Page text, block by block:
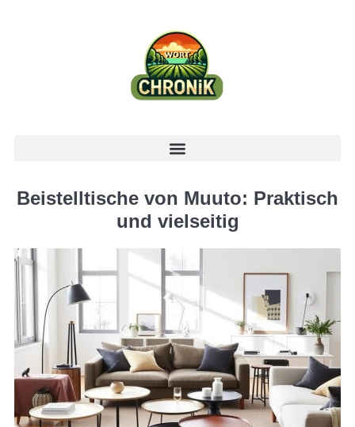
Beistelltische von Muuto: Praktisch
und vielseitig